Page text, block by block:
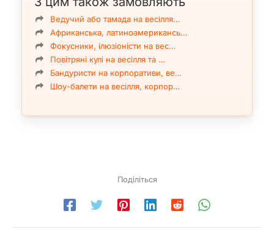
Ведучий або тамада на весілля…
Африканська, латиноамерикансь…
Фокусники, ілюзіоністи на вес…
Повітряні кулі на весілля та …
Бандуристи на корпоративи, ве…
Шоу-балети на весілля, корпор…
Поділіться